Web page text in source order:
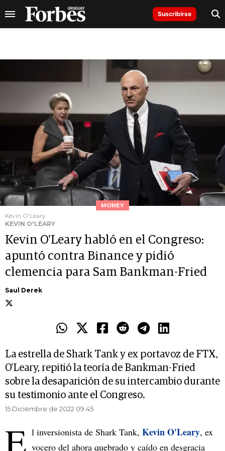
Suscribirse
MONEY
Kevin O'Leary
KEVIN O'LEARY
Kevin O'Leary habló en el Congreso:
apuntó contra Binance y pidió
clemencia para Sam Bankman-Fried
Saul Derek
La estrella de Shark Tank y ex portavoz de FTX,
O'Leary, repitió la teoría de Bankman-Fried
sobre la desaparición de su intercambio durante
su testimonio ante el Congreso.
15 Diciembre de 2022 09.45
E l inversionista de Shark Tank, Kevin O'Leary, ex
vocero del ahora quebrado y caído en desgracia